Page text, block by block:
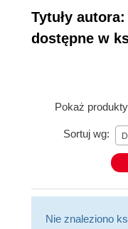
Tytuły
dostępne w
Pokaż
Sortuj wg:
Nie znaleziono